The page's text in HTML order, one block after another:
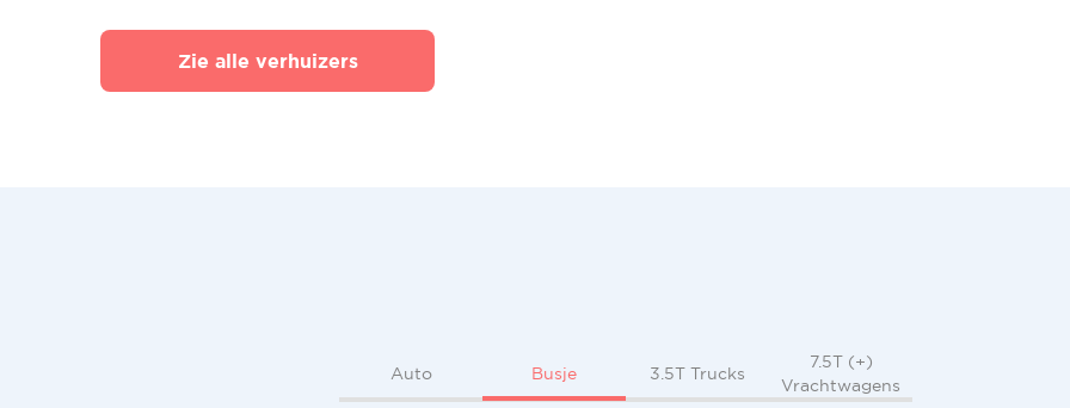
Zie alle verhuizers
Auto Busje 3.5T Trucks
7.5T (+)
Vrachtwagens